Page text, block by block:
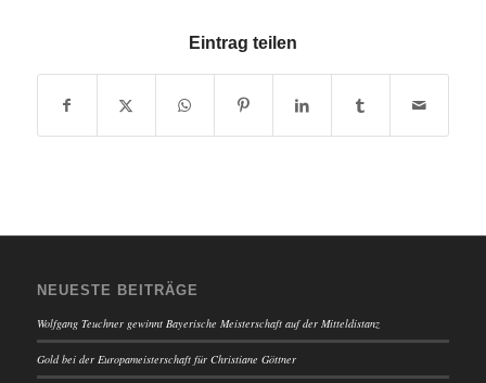
Eintrag teilen
NEUESTE BEITRÄGE
Wolfgang Teuchner gewinnt Bayerische Meisterschaft auf der Mitteldistanz
Gold bei der Europameisterschaft für Christiane Göttner